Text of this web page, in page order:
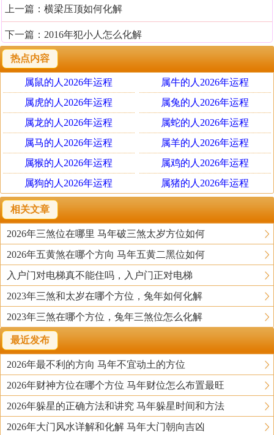
上一篇： 横梁压顶如何化解
下一篇： 2016年犯小人怎么化解
热点内容
属鼠的人2026年运程
属牛的人2026年运程
属虎的人2026年运程
属兔的人2026年运程
属龙的人2026年运程
属蛇的人2026年运程
属马的人2026年运程
属羊的人2026年运程
属猴的人2026年运程
属鸡的人2026年运程
属狗的人2026年运程
属猪的人2026年运程
相关文章
2026年三煞位在哪里 马年破三煞太岁方位如何
2026年五黄煞在哪个方向 马年五黄二黑位如何
入户门对电梯真不能住吗，入户门正对电梯
2023年三煞和太岁在哪个方位，兔年如何化解
2023年三煞在哪个方位，兔年三煞位怎么化解
最近发布
2026年最不利的方向 马年不宜动土的方位
2026年财神方位在哪个方位 马年财位怎么布置最旺
2026年躲星的正确方法和讲究 马年躲星时间和方法
2026年大门风水详解和化解 马年大门朝向吉凶